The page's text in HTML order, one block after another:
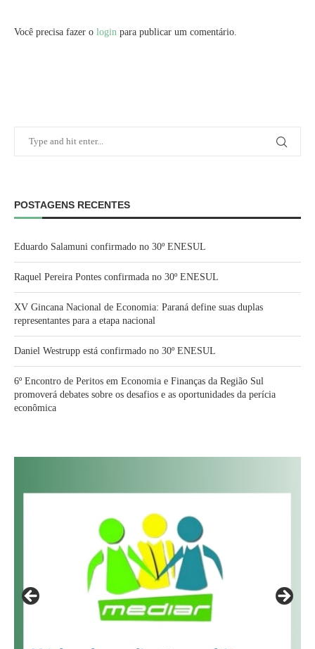
Você precisa fazer o login para publicar um comentário.
POSTAGENS RECENTES
Eduardo Salamuni confirmado no 30º ENESUL
Raquel Pereira Pontes confirmada no 30º ENESUL
XV Gincana Nacional de Economia: Paraná define suas duplas
representantes para a etapa nacional
Daniel Westrupp está confirmado no 30º ENESUL
6º Encontro de Peritos em Economia e Finanças da Região Sul
promoverá debates sobre os desafios e as oportunidades da perícia
econômica